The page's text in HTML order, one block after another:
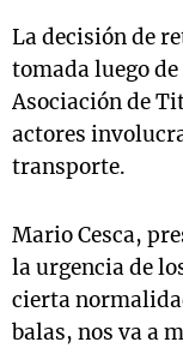
La decisión de
tomada luego
Asociación de
actores
transporte.
Mario Cesca,
la urgencia de
cierta
balas, nos va a